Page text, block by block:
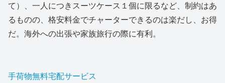
て）、一人につきスーツケース１個に限るなど、制約はあ
るものの、格安料金でチャーターできるのは楽だし、お得
だ。海外への出張や家族旅行の際に有利。
手荷物無料宅配サービス